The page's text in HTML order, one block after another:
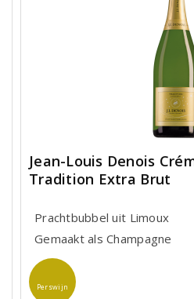
Jean-Louis Denois
Tradition Extra Brut
Prachtbubbel uit Limoux
Gemaakt als Champagne
Perswijn